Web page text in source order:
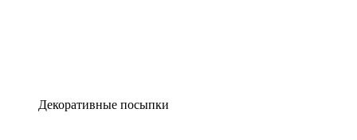
Декоративные посыпки